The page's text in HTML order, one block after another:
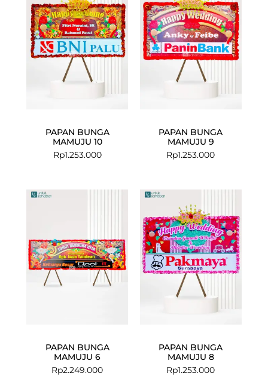
PAPAN BUNGA
MAMUJU 10
Rp1.253.000
PAPAN BUNGA
MAMUJU 9
Rp1.253.000
PAPAN BUNGA
MAMUJU 6
Rp2.249.000
PAPAN BUNGA
MAMUJU 8
Rp1.253.000